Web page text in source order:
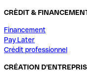
CRÈDIT &
Financement
Pay Later
Crédit professionnel
CRÉATION